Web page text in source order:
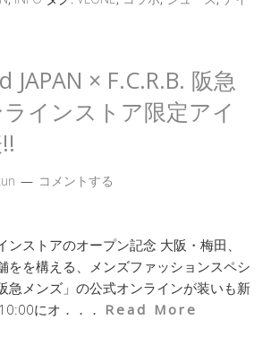
JAPAN × F.C.R.B. 阪急
インストア限定アイ
コメントする
ンストアのオープン記念 大阪・梅田、
をを構える、メンズファッションスペシ
急メンズ」の公式オンラインが装いも新
にオ．．． Read More